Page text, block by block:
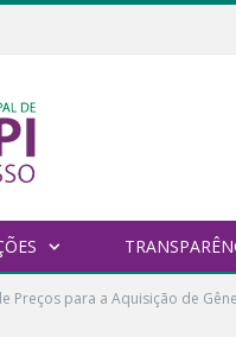
de Preços para a Aquisição de